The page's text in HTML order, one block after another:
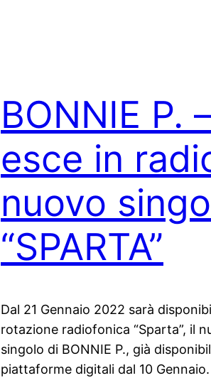
BONNIE P.
esce in
nuovo
“SPARTA”
Dal 21 Gennaio 2022 sarà
rotazione radiofonica “Sparta”, il
singolo di BONNIE P., già
piattaforme digitali dal 10 Gennaio.